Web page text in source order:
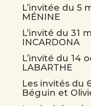
L’invitée du 5
MÉNINE
L’invité du 31
INCARDONA
L’invité du 14
LABARTHE
Les invités du
Béguin et